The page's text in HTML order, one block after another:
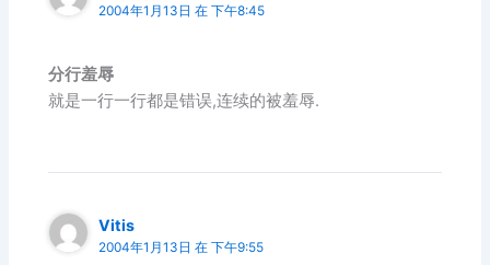
2004年1月13日 在 下午8:45
分行羞辱
就是一行一行都是错误,连续的被羞辱.
Vitis
2004年1月13日 在 下午9:55